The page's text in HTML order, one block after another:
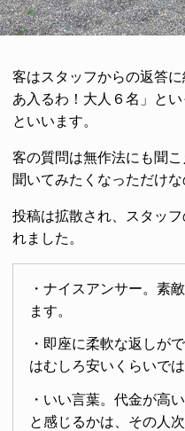
客はスタッフからの返答
あ入るわ！大人６名」と
といいます。
客の質問は無作法にも聞
聞いてみたくなっただけな
投稿は拡散され、スタッ
れました。
・ナイスアンサー。素
ます。
・即座に柔軟な返しが
はむしろ安いくらいでは
・いい言葉。代金が高
と感じるかは、その人次